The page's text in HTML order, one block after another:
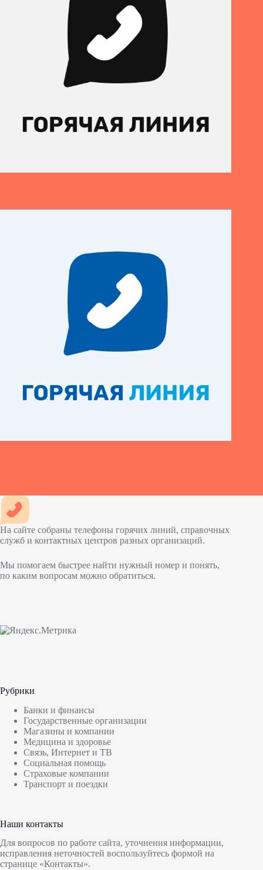
На сайте собраны телефоны горячих линий, справочных
служб и контактных центров разных организаций.
Мы помогаем быстрее найти нужный номер и понять,
по каким вопросам можно обратиться.
Рубрики
Банки и финансы
Государственные организации
Магазины и компании
Медицина и здоровье
Связь, Интернет и ТВ
Социальная помощь
Страховые компании
Транспорт и поездки
Наши контакты
Для вопросов по работе сайта, уточнения информации,
исправления неточностей воспользуйтесь формой на
странице «Контакты».